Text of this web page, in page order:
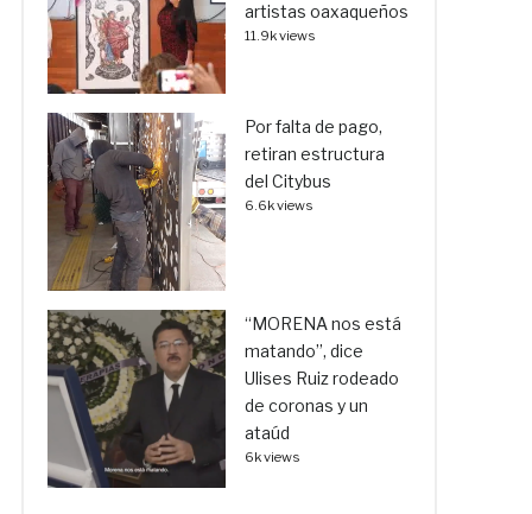
artistas oaxaqueños
11.9k views
Por falta de pago,
retiran estructura
del Citybus
6.6k views
“MORENA nos está
matando”, dice
Ulises Ruiz rodeado
de coronas y un
ataúd
6k views